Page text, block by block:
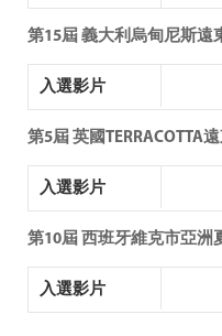
第15屆 義大利烏甸尼斯遠
入選影片
第5屆 英國TERRACOTTA
入選影片
第10屆 西班牙維克市亞洲
入選影片